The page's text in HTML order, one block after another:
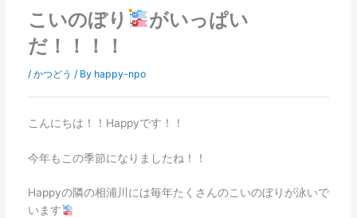
こいのぼり
がいっぱい
だ！！！！
/ かつどう / By happy-npo
こんにちは！！Happyです！！
今年もこの季節になりましたね！！
Happyの隣の相浦川には毎年たくさんのこいのぼりが泳いで
います